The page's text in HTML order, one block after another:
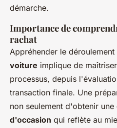
démarche.
Importance de
rachat
Appréhender le déroulement
voiture implique de
processus, depuis
transaction finale. Une
non seulement d'obtenir une
d'occasion qui reflète au